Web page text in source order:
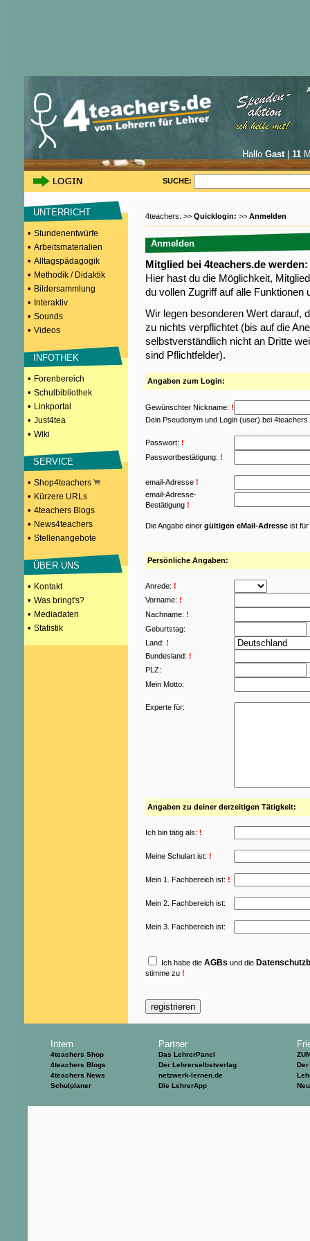
Hallo Gast| 11
SUCHE:
UNTERRICHT
• Stundenentwürfe
• Arbeitsmaterialien
• Alltagspädagogik
• Methodik / Didaktik
• Bildersammlung
• Interaktiv
• Sounds
• Videos
INFOTHEK
• Forenbereich
• Schulbibliothek
• Linkportal
• Just4tea
• Wiki
SERVICE
• Shop4teachers
• Kürzere URLs
• 4teachers Blogs
• News4teachers
• Stellenangebote
ÜBER UNS
• Kontakt
• Was bringt's?
• Mediadaten
• Statistik
4teachers: >> Quicklogin: >> Anmelden
Anmelden
Mitglied bei 4teachers.de werden:
Hier hast du die Möglichkeit,
du vollen Zugriff auf alle Funktionen
Wir legen besonderen Wert darauf,
zu nichts verpflichtet (bis auf die
selbstverständlich nicht an Dritte
sind Pflichtfelder).
Angaben zum Login:
Gewünschter Nickname: !
Dein Pseudonym und Login (user) bei
Passwort: !
Passwortbestätigung: !
email-Adresse !
email-Adresse-
Bestätigung !
Die Angabe einer gültigen eMail-Adresse ist für
Persönliche Angaben:
Anrede: !
Vorname: !
Nachname: !
Geburtstag:
Land: !
Bundesland: !
PLZ:
Mein Motto:
Experte für:
Angaben zu deiner derzeitigen Tätigkeit:
Ich bin tätig als: !
Meine Schulart ist: !
Mein 1. Fachbereich ist: !
Mein 2. Fachbereich ist:
Mein 3. Fachbereich ist:
Ich habe die AGBs und die
stimme zu !
Intern
4teachers Shop
4teachers Blogs
4teachers News
Schulplaner
Partner
Das LehrerPanel
Der Lehrerselbstverlag
netzwerk-lernen.de
Die LehrerApp